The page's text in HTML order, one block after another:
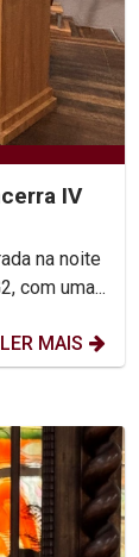
IV
na noite
com uma...
LER MAIS